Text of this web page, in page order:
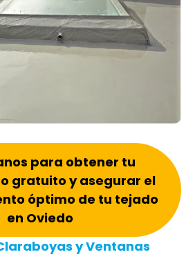
para obtener tu
gratuito y asegurar el
óptimo de tu tejado
en Oviedo
y Ventanas